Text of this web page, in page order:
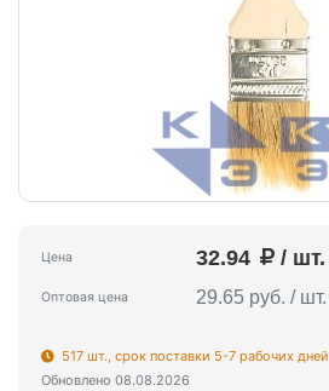
Цена 32.94 / шт.
Оптовая цена 29.65 руб. / шт.
517 шт., срок поставки 5-7 рабочих дней
Обновлено 08.08.2026